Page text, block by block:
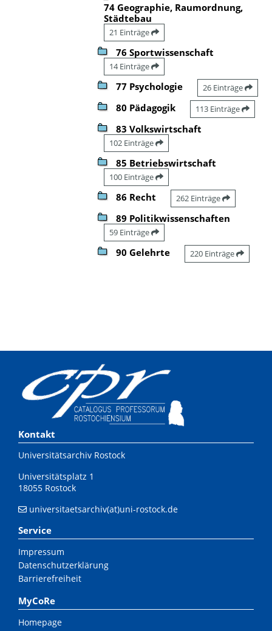
74 Geographie, Raumordnung,
Städtebau
21 Einträge
76 Sportwissenschaft
14 Einträge
77 Psychologie 26 Einträge
80 Pädagogik 113 Einträge
83 Volkswirtschaft
102 Einträge
85 Betriebswirtschaft
100 Einträge
86 Recht 262 Einträge
89 Politikwissenschaften
59 Einträge
90 Gelehrte 220 Einträge
Kontakt
Universitätsarchiv Rostock
Universitätsplatz 1
18055 Rostock
universitaetsarchiv(at)uni-rostock.de
Service
Impressum
Datenschutzerklärung
Barrierefreiheit
MyCoRe
Homepage